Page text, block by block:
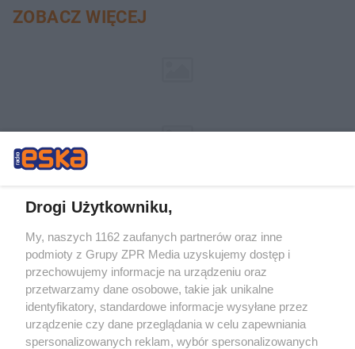
ZOBACZ WIĘCEJ
Drogi Użytkowniku,
My, naszych 1162 zaufanych partnerów oraz inne
podmioty z Grupy ZPR Media uzyskujemy dostęp i
przechowujemy informacje na urządzeniu oraz
przetwarzamy dane osobowe, takie jak unikalne
identyfikatory, standardowe informacje wysyłane przez
urządzenie czy dane przeglądania w celu zapewniania
spersonalizowanych reklam, wybór spersonalizowanych